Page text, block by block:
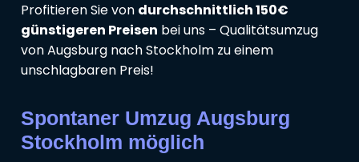
Profitieren Sie von durchschnittlich 150€
günstigeren Preisen bei uns – Qualitätsumzug
von Augsburg nach Stockholm zu einem
unschlagbaren Preis!
Spontaner Umzug Augsburg
Stockholm möglich